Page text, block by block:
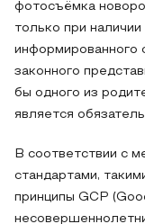
фотосъёмка
только при
информированного
законного
бы одного из
является
В соответствии с
стандартами,
принципы GCP